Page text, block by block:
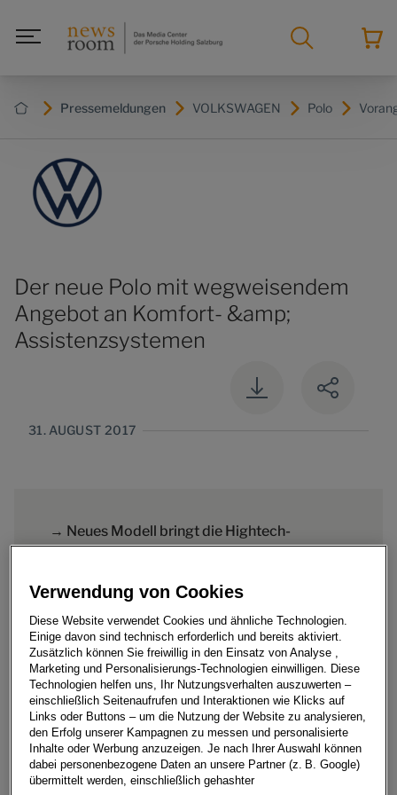
Pressemeldungen VOLKSWAGEN Polo
Der neue Polo mit wegweisendem
Angebot an Komfort- &amp;
Assistenzsystemen
31. AUGUST 2017
→ Neues Modell bringt die Hightech-
Klasse des Polo
Volkswagen bringt mit dem neuen Polo einen der
weltweit modernsten Kleinwagen auf die Straße. Das
spiegelt sich unter anderem in der Bandbreite neuer
Assistenz- und Komfortsysteme wider. Durch
Assistenzsysteme wie dem
Umfeldbeobachtungssystem Front Assist mit City-
Verwendung von Cookies
Diese Website verwendet Cookies und ähnliche Technologien.
Einige davon sind technisch erforderlich und bereits aktiviert.
Zusätzlich können Sie freiwillig in den Einsatz von Analyse ,
Marketing und Personalisierungs-Technologien einwilligen. Diese
Technologien helfen uns, Ihr Nutzungsverhalten auszuwerten –
einschließlich Seitenaufrufen und Interaktionen wie Klicks auf
Links oder Buttons – um die Nutzung der Website zu analysieren,
den Erfolg unserer Kampagnen zu messen und personalisierte
Inhalte oder Werbung anzuzeigen. Je nach Ihrer Auswahl können
dabei personenbezogene Daten an unsere Partner (z. B. Google)
übermittelt werden, einschließlich gehashter